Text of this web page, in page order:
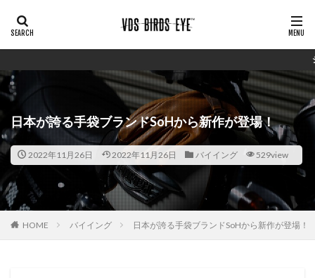
シンプルで安価ながらしっ
日本が誇る手袋ブランドSoHから新作が登場！
2022年11月26日 2022年11月26日 バイイング 529view
HOME バイイング 日本が誇る手袋ブランドSoHから新作が登場！